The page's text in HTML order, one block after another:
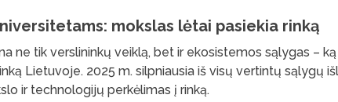
mokslas lėtai pasiekia rinką
ne tik verslininkų veiklą, bet ir ekosistemos sąlygas –
Lietuvoje. 2025 m. silpniausia iš visų vertintų sąlygų
ir technologijų perkėlimas į rinką.